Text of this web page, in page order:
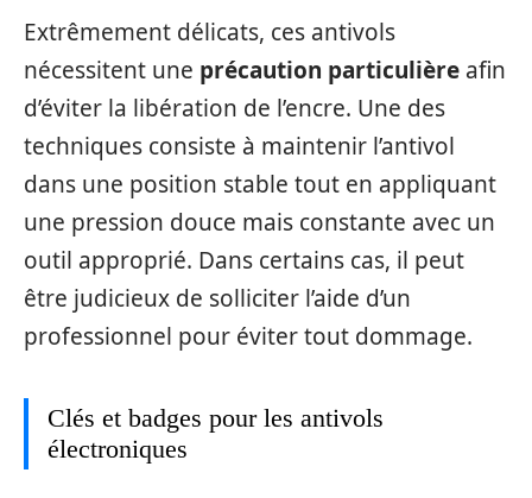
Extrêmement délicats, ces antivols
nécessitent une précaution particulière afin
d’éviter la libération de l’encre. Une des
techniques consiste à maintenir l’antivol
dans une position stable tout en appliquant
une pression douce mais constante avec un
outil approprié. Dans certains cas, il peut
être judicieux de solliciter l’aide d’un
professionnel pour éviter tout dommage.
Clés et badges pour les antivols
électroniques